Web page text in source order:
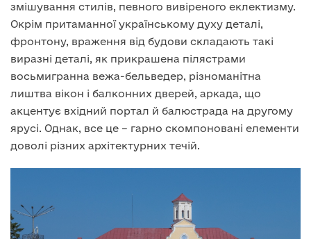
змішування стилів, певного вивіреного еклектизму.
Окрім притаманної українському духу деталі,
фронтону, враження від будови складають такі
виразні деталі, як прикрашена пілястрами
восьмигранна вежа-бельведер, різноманітна
лиштва вікон і балконних дверей, аркада, що
акцентує вхідний портал й балюстрада на другому
ярусі. Однак, все це – гарно скомпоновані елементи
доволі різних архітектурних течій.